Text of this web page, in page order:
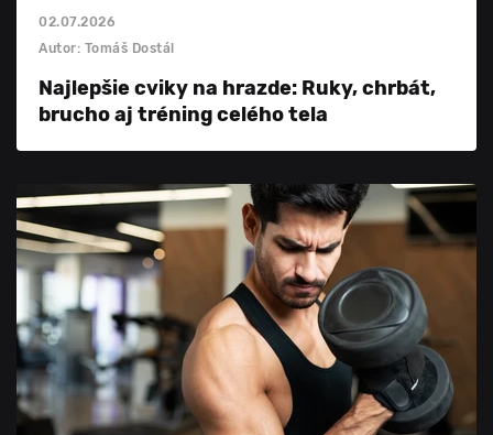
02.07.2026
Autor: Tomáš Dostál
Najlepšie cviky na hrazde: Ruky, chrbát,
brucho aj tréning celého tela